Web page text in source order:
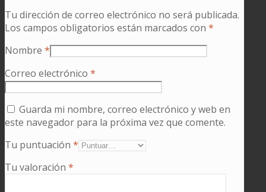
Tu dirección de correo electrónico no será publicada.
Los campos obligatorios están marcados con *
Nombre *
Correo electrónico *
Guarda mi nombre, correo electrónico y web en
este navegador para la próxima vez que comente.
Tu puntuación *
Tu valoración *